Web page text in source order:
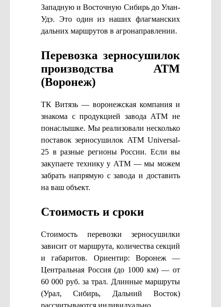
Западную и Восточную Сибирь до Улан-
Удэ. Это один из наших флагманских
дальних маршрутов в агронаправлении.
Перевозка зерносушилок
производства АТМ
(Воронеж)
ТК Витязь — воронежская компания и
знакома с продукцией завода АТМ не
понаслышке. Мы реализовали несколько
поставок зерносушилок ATM Universal-
25 в разные регионы России. Если вы
закупаете технику у АТМ — мы можем
забрать напрямую с завода и доставить
на ваш объект.
Стоимость и сроки
Стоимость перевозки зерносушилки
зависит от маршрута, количества секций
и габаритов. Ориентир: Воронеж —
Центральная Россия (до 1000 км) — от
60 000 руб. за трал. Длинные маршруты
(Урал, Сибирь, Дальний Восток)
рассчитываются индивидуально.